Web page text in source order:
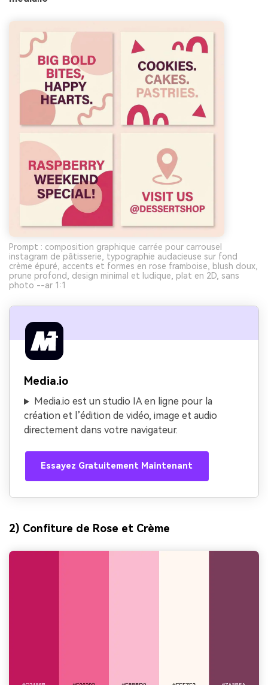
Prompt : composition graphique carrée pour carrousel
instagram de pâtisserie, typographie audacieuse sur fond
crème épuré, accents et formes en rose framboise, blush doux,
prune profond, design minimal et ludique, plat en 2D, sans
photo --ar 1:1
Media.io
Media.io est un studio IA en ligne pour la
création et l’édition de vidéo, image et audio
directement dans votre navigateur.
Essayez Gratuitement Maintenant
2) Confiture de Rose et Crème